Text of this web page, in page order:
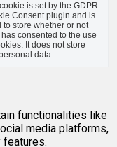
is set by the GDPR
Consent plugin and is
to store whether or not
consented to the use
It does not store
data.
functionalities like
media platforms,
features.